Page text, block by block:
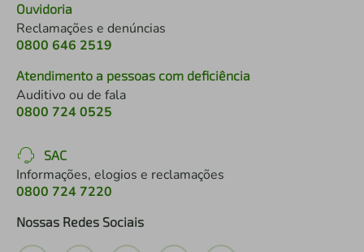
Ouvidoria
Reclamações e denúncias
0800 646 2519
Atendimento a pessoas com deficiência
Auditivo ou de fala
0800 724 0525
SAC
Informações, elogios e reclamações
0800 724 7220
Nossas Redes Sociais